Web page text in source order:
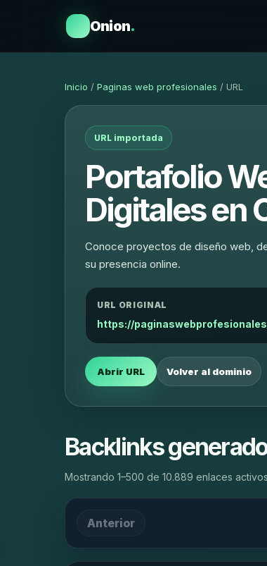
Onion.
Inicio / Paginas web profesionales / URL
URL importada
Portafolio
Digitales en
Conoce proyectos de diseño web,
su presencia online.
URL ORIGINAL
https://
Abrir URL Volver al dominio
Backlinks
Mostrando 1–500 de 10.889 enlaces
Anterior